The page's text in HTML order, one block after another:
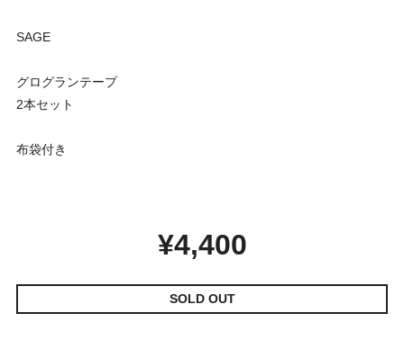
SAGE
グログランテープ
2本セット
布袋付き
¥4,400
SOLD OUT